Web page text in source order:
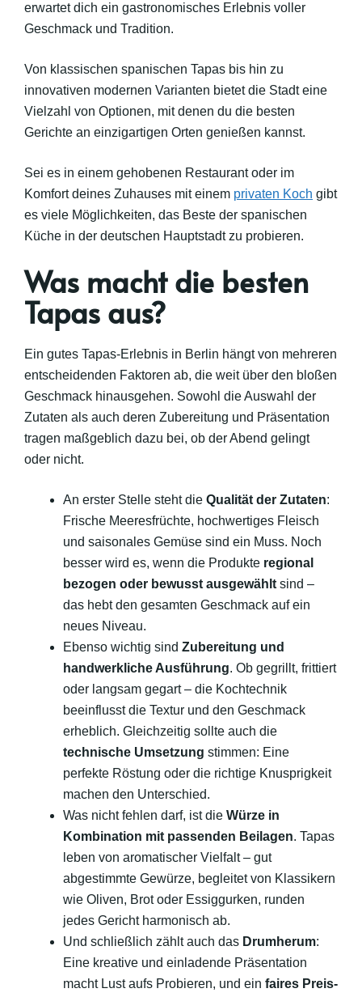
erwartet dich ein gastronomisches Erlebnis voller
Geschmack und Tradition.
Von klassischen spanischen Tapas bis hin zu
innovativen modernen Varianten bietet die Stadt eine
Vielzahl von Optionen, mit denen du die besten
Gerichte an einzigartigen Orten genießen kannst.
Sei es in einem gehobenen Restaurant oder im
Komfort deines Zuhauses mit einem privaten Koch gibt
es viele Möglichkeiten, das Beste der spanischen
Küche in der deutschen Hauptstadt zu probieren.
Was macht die besten
Tapas aus?
Ein gutes Tapas-Erlebnis in Berlin hängt von mehreren
entscheidenden Faktoren ab, die weit über den bloßen
Geschmack hinausgehen. Sowohl die Auswahl der
Zutaten als auch deren Zubereitung und Präsentation
tragen maßgeblich dazu bei, ob der Abend gelingt
oder nicht.
An erster Stelle steht die Qualität der Zutaten:
Frische Meeresfrüchte, hochwertiges Fleisch
und saisonales Gemüse sind ein Muss. Noch
besser wird es, wenn die Produkte regional
bezogen oder bewusst ausgewählt sind –
das hebt den gesamten Geschmack auf ein
neues Niveau.
Ebenso wichtig sind Zubereitung und
handwerkliche Ausführung. Ob gegrillt, frittiert
oder langsam gegart – die Kochtechnik
beeinflusst die Textur und den Geschmack
erheblich. Gleichzeitig sollte auch die
technische Umsetzung stimmen: Eine
perfekte Röstung oder die richtige Knusprigkeit
machen den Unterschied.
Was nicht fehlen darf, ist die Würze in
Kombination mit passenden Beilagen. Tapas
leben von aromatischer Vielfalt – gut
abgestimmte Gewürze, begleitet von Klassikern
wie Oliven, Brot oder Essiggurken, runden
jedes Gericht harmonisch ab.
Und schließlich zählt auch das Drumherum:
Eine kreative und einladende Präsentation
macht Lust aufs Probieren, und ein faires Preis-